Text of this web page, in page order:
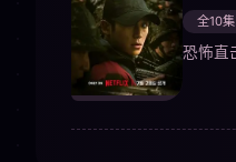
全10集
恐怖直